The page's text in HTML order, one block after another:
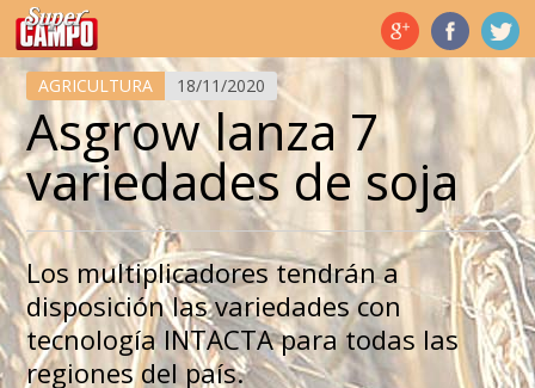
Temas de hoy
AGRICULTURA 18/11/2020
Asgrow lanza 7
variedades de soja
Los multiplicadores tendrán a
disposición las variedades con
tecnología INTACTA para todas las
regiones del país.